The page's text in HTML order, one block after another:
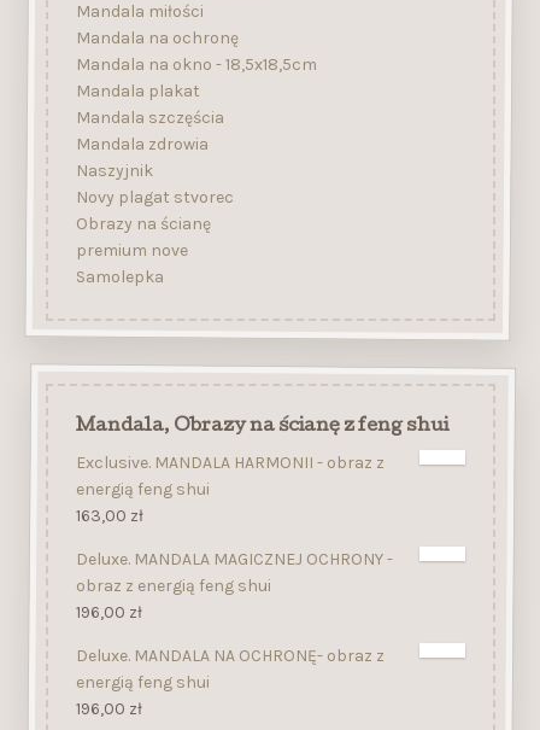
Mandala miłości
Mandala na ochronę
Mandala na okno - 18,5x18,5cm
Mandala plakat
Mandala szczęścia
Mandala zdrowia
Naszyjnik
Novy plagat stvorec
Obrazy na ścianę
premium nove
Samolepka
Mandala, Obrazy na ścianę z feng shui
Exclusive. MANDALA HARMONII - obraz z
energią feng shui
163,00 zł
Deluxe. MANDALA MAGICZNEJ OCHRONY -
obraz z energią feng shui
196,00 zł
Deluxe. MANDALA NA OCHRONĘ- obraz z
energią feng shui
196,00 zł